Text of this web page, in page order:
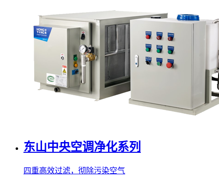
东山中央空调净化系列
四重高效过滤，彻除污染空气